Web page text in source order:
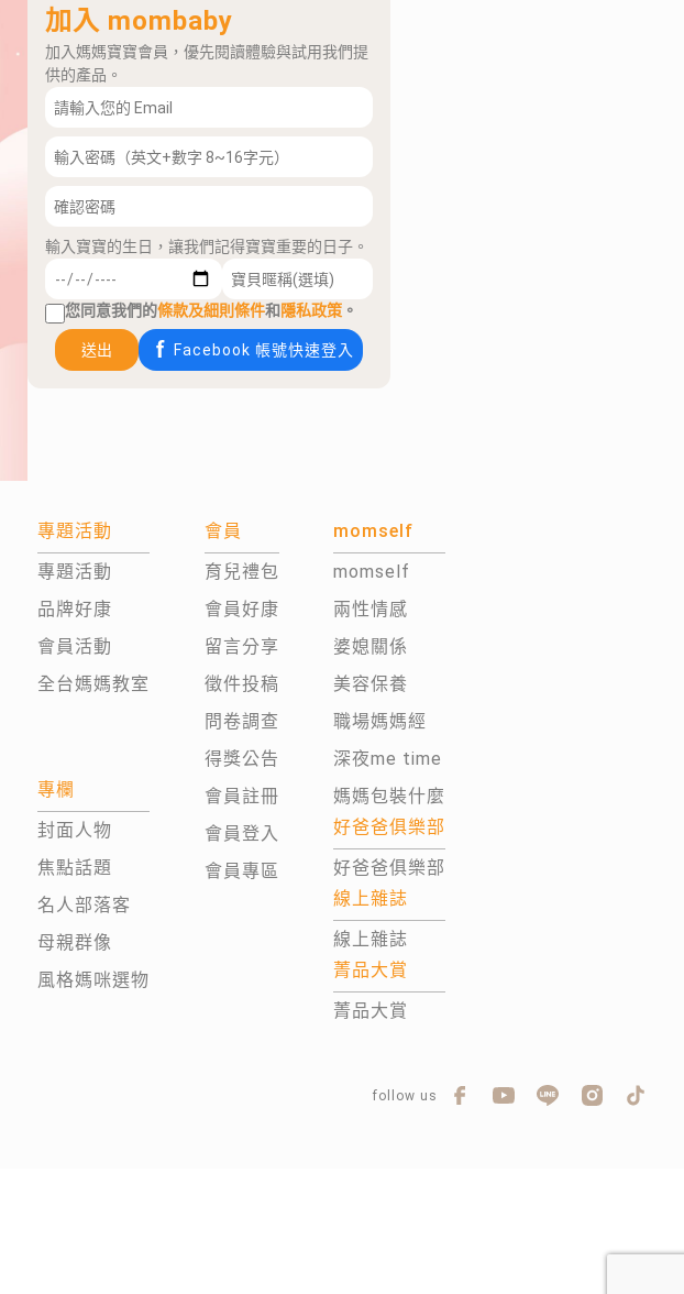
加入 mombaby
加入媽媽寶寶會員，優先閱讀體驗與試用我們提
供的產品。
輸入寶寶的生日，讓我們記得寶寶重要的日子。
您同意我們的條款及細則條件和隱私政策 。
送出 Facebook 帳號快速登入
專題活動
專題活動
品牌好康
會員活動
全台媽媽教室
專欄
封面人物
焦點話題
名人部落客
母親群像
風格媽咪選物
會員
育兒禮包
會員好康
留言分享
徵件投稿
問卷調查
得獎公告
會員註冊
會員登入
會員專區
momself
momself
兩性情感
婆媳關係
美容保養
職場媽媽經
深夜me time
媽媽包裝什麼
好爸爸俱樂部
好爸爸俱樂部
線上雜誌
線上雜誌
菁品大賞
菁品大賞
follow us